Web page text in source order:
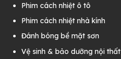
Phim cách nhiệt ô tô
Phim cách nhiệt nhà kính
Đánh bóng bề mặt sơn
Vệ sinh & bảo dưỡng nội thất